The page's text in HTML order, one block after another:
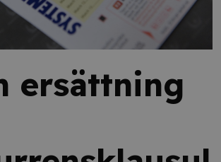
ersättning